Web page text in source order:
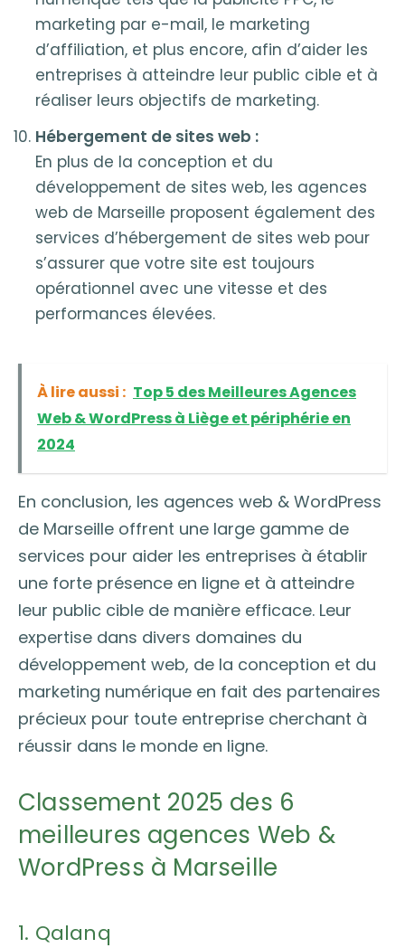
marketing par e-mail, le marketing
d’affiliation, et plus encore, afin d’aider les
entreprises à atteindre leur public cible et à
réaliser leurs objectifs de marketing.
Hébergement de sites web :
En plus de la conception et du
développement de sites web, les agences
web de Marseille proposent également des
services d’hébergement de sites web pour
s’assurer que votre site est toujours
opérationnel avec une vitesse et des
performances élevées.
À lire aussi : Top 5 des Meilleures Agences
Web & WordPress à Liège et périphérie en
2024
En conclusion, les agences web & WordPress
de Marseille offrent une large gamme de
services pour aider les entreprises à établir
une forte présence en ligne et à atteindre
leur public cible de manière efficace. Leur
expertise dans divers domaines du
développement web, de la conception et du
marketing numérique en fait des partenaires
précieux pour toute entreprise cherchant à
réussir dans le monde en ligne.
Classement 2025 des 6
meilleures agences Web &
WordPress à Marseille
1. Qalanq